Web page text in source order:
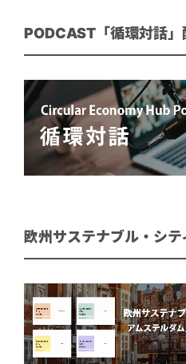
PODCAST「循環対話」
欧州サステナブル・シテ